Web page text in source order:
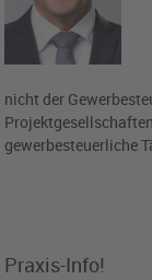
nicht der
gewerbesteuerliche
Praxis-Info!